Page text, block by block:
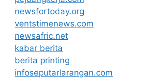
newsfortoday.org
ventstimenews.com
newsafric.net
kabar berita
berita printing
infoseputarlarangan.com